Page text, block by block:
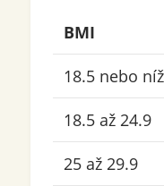
BMI
18.5 nebo
18.5 až 24.9
25 až 29.9